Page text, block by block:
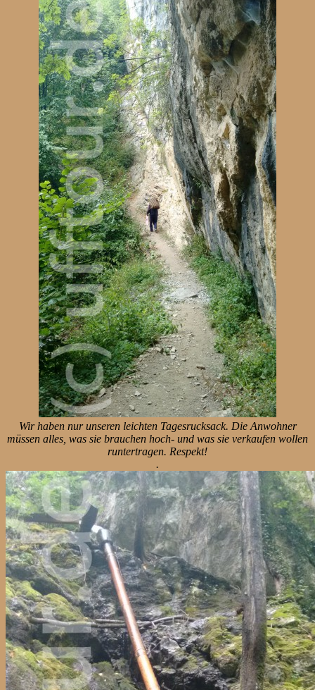
Wir haben nur unseren leichten Tagesrucksack. Die Anwohner
müssen alles, was sie brauchen hoch- und was sie verkaufen wollen
runtertragen. Respekt!
.